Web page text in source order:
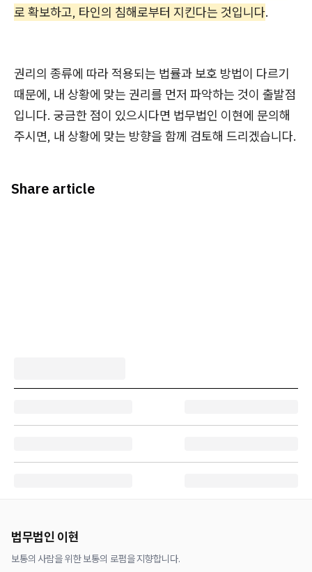
로 확보하고, 타인의 침해로부터 지킨다는 것입니다.
권리의 종류에 따라 적용되는 법률과 보호 방법이 다르기
때문에, 내 상황에 맞는 권리를 먼저 파악하는 것이 출발점
입니다. 궁금한 점이 있으시다면 법무법인 이현에 문의해
주시면, 내 상황에 맞는 방향을 함께 검토해 드리겠습니다.
Share article
법무법인 이현
보통의 사람을 위한 보통의 로펌을 지향합니다.